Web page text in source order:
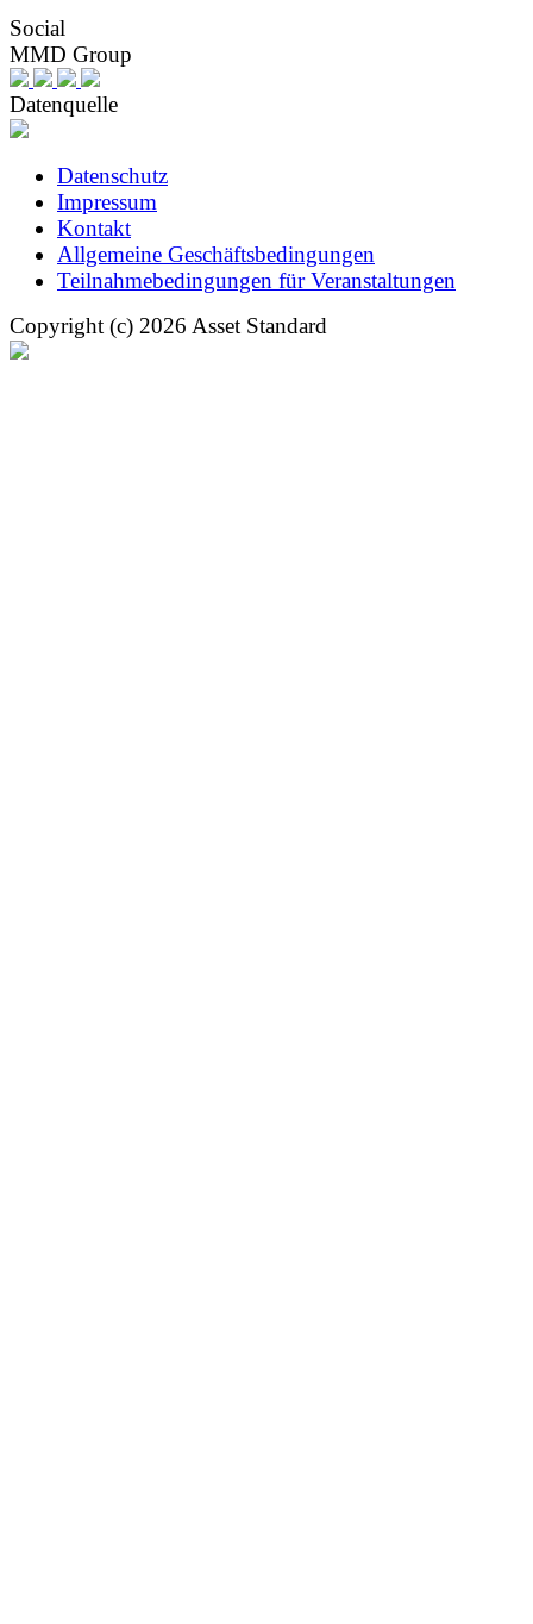
Social
MMD Group
Datenquelle
Datenschutz
Impressum
Kontakt
Allgemeine Geschäftsbedingungen
Teilnahmebedingungen für Veranstaltungen
Copyright (c) 2026 Asset Standard